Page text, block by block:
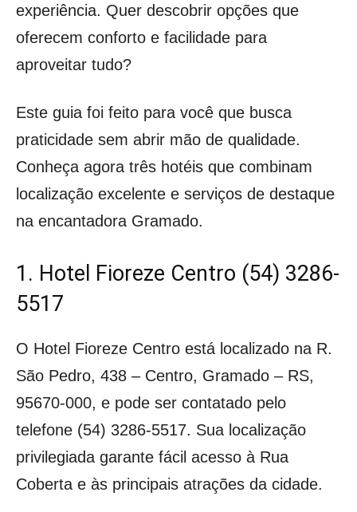
experiência. Quer descobrir opções que
oferecem conforto e facilidade para
aproveitar tudo?
Este guia foi feito para você que busca
praticidade sem abrir mão de qualidade.
Conheça agora três hotéis que combinam
localização excelente e serviços de destaque
na encantadora Gramado.
1. Hotel Fioreze Centro (54) 3286-
5517
O Hotel Fioreze Centro está localizado na R.
São Pedro, 438 – Centro, Gramado – RS,
95670-000, e pode ser contatado pelo
telefone (54) 3286-5517. Sua localização
privilegiada garante fácil acesso à Rua
Coberta e às principais atrações da cidade.